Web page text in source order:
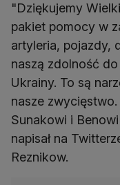
"Dziękujemy
pakiet pomocy w
artyleria, pojazdy,
naszą zdolność
Ukrainy. To są
nasze
Sunakowi i
napisał na
Reznikow.